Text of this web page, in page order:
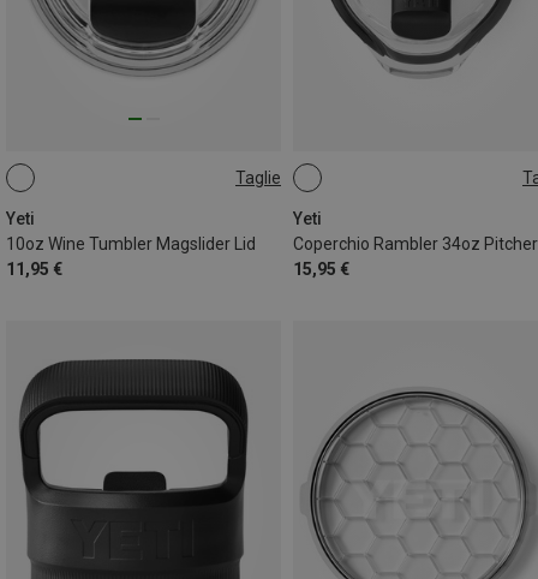
Taglie
Yeti
10oz Wine Tumbler Magslider Lid
11,95 €
ONE SIZE
Yeti
Coperchio Rambler 34oz Pitcher
15,95 €
ONE SIZE